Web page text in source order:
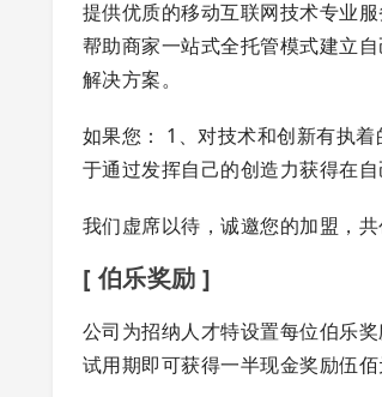
提供优质的移动互联网技术专业
帮助商家一站式全托管模式建立
解决方案。
如果您： 1、对技术和创新有执
于通过发挥自己的创造力获得在
我们虚席以待，诚邀您的加盟，
[ 伯乐奖励 ]
公司为招纳人才特设置每位伯乐
试用期即可获得一半现金奖励伍